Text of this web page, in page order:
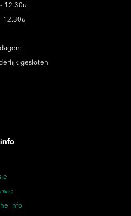
12.30u
12.30u
gesloten
info
wie
info